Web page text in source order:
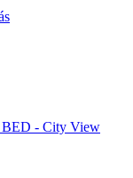
- City View